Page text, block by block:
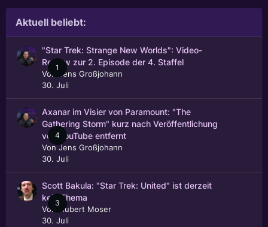
Aktuell beliebt:
1
"Star Trek: Strange New Worlds": Video-
Review zur 2. Episode der 4. Staffel
Von
Jens Großjohann
30. Juli
4
Axanar im Visier von Paramount: "The
Gathering Storm" kurz nach Veröffentlichung
von YouTube entfernt
VonJens Großjohann
30. Juli
3
Scott Bakula: "Star Trek: United" ist derzeit
kein Thema
Von
Hubert Moser
30. Juli